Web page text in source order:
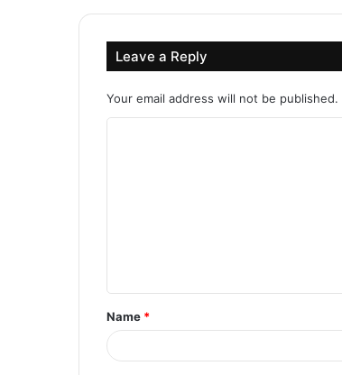
Leave a Reply
Your email address will not be published.
t
*
Name *